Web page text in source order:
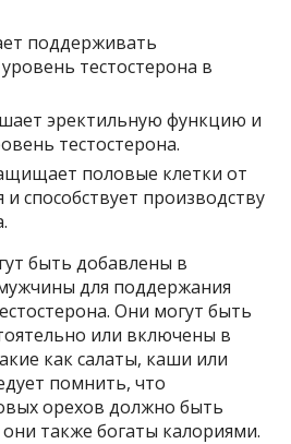
поддерживать
тестостерона в
эректильную функцию и
тестостерона.
половые клетки от
способствует производству
быть добавлены в
для поддержания
Они могут быть
или включены в
как салаты, каши или
помнить, что
орехов должно быть
также богаты калориями.